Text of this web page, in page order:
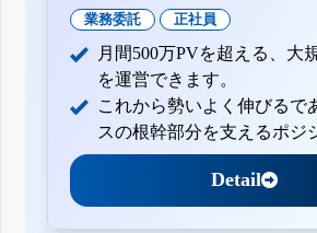
業務委託 正社員
月間500万PVを超える、大
を運営できます。
これから勢いよく伸びるで
スの根幹部分を支えるポジ
Detail